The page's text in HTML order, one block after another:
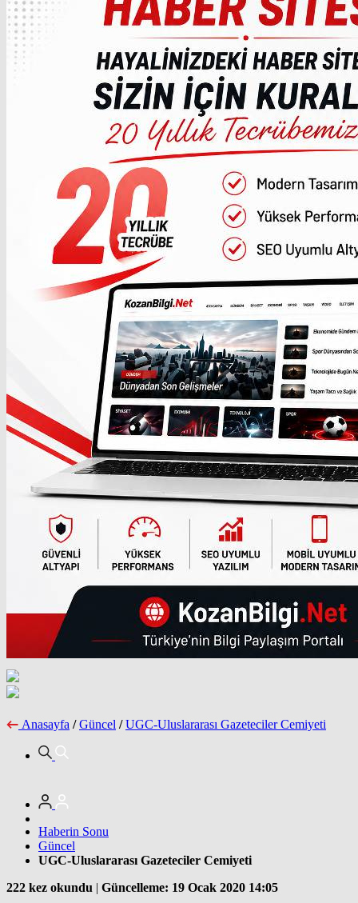
Anasayfa / Güncel / UGC-Uluslararası Gazeteciler Cemiyeti
Haberin Sonu
Güncel
UGC-Uluslararası Gazeteciler Cemiyeti
222 kez okundu | Güncelleme: 19 Ocak 2020 14:05